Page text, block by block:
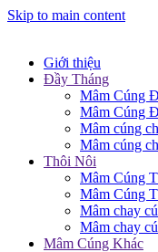
Skip to main content
Giới thiệu
Đầy Tháng
Mâm Cúng
Mâm Cúng
Mâm cúng
Mâm cúng
Thôi Nôi
Mâm Cúng
Mâm Cúng
Mâm chay
Mâm chay
Mâm Cúng Khác